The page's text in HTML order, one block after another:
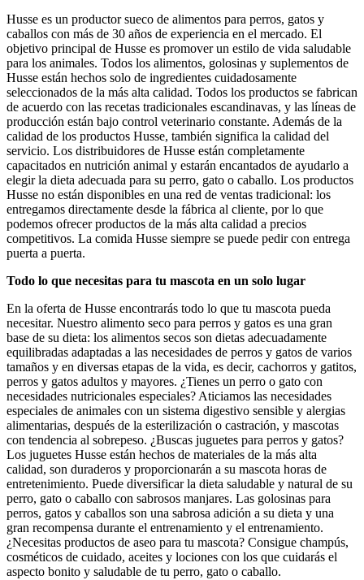
Husse es un productor sueco de alimentos para perros, gatos y
caballos con más de 30 años de experiencia en el mercado. El
objetivo principal de Husse es promover un estilo de vida saludable
para los animales. Todos los alimentos, golosinas y suplementos de
Husse están hechos solo de ingredientes cuidadosamente
seleccionados de la más alta calidad. Todos los productos se fabrican
de acuerdo con las recetas tradicionales escandinavas, y las líneas de
producción están bajo control veterinario constante. Además de la
calidad de los productos Husse, también significa la calidad del
servicio. Los distribuidores de Husse están completamente
capacitados en nutrición animal y estarán encantados de ayudarlo a
elegir la dieta adecuada para su perro, gato o caballo. Los productos
Husse no están disponibles en una red de ventas tradicional: los
entregamos directamente desde la fábrica al cliente, por lo que
podemos ofrecer productos de la más alta calidad a precios
competitivos. La comida Husse siempre se puede pedir con entrega
puerta a puerta.
Todo lo que necesitas para tu mascota en un solo lugar
En la oferta de Husse encontrarás todo lo que tu mascota pueda
necesitar. Nuestro alimento seco para perros y gatos es una gran
base de su dieta: los alimentos secos son dietas adecuadamente
equilibradas adaptadas a las necesidades de perros y gatos de varios
tamaños y en diversas etapas de la vida, es decir, cachorros y gatitos,
perros y gatos adultos y mayores. ¿Tienes un perro o gato con
necesidades nutricionales especiales? Aticiamos las necesidades
especiales de animales con un sistema digestivo sensible y alergias
alimentarias, después de la esterilización o castración, y mascotas
con tendencia al sobrepeso. ¿Buscas juguetes para perros y gatos?
Los juguetes Husse están hechos de materiales de la más alta
calidad, son duraderos y proporcionarán a su mascota horas de
entretenimiento. Puede diversificar la dieta saludable y natural de su
perro, gato o caballo con sabrosos manjares. Las golosinas para
perros, gatos y caballos son una sabrosa adición a su dieta y una
gran recompensa durante el entrenamiento y el entrenamiento.
¿Necesitas productos de aseo para tu mascota? Consigue champús,
cosméticos de cuidado, aceites y lociones con los que cuidarás el
aspecto bonito y saludable de tu perro, gato o caballo.